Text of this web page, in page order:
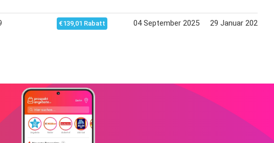
€139,01 Rabatt 04 September 2025 29 Januar 2026